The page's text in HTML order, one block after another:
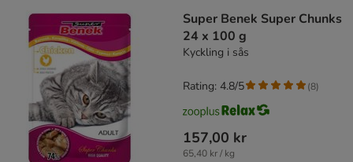
Super Benek Super Chunks
24 x 100 g
Kyckling i sås
157,00 kr
65,40 kr / kg
Rating: 4.8/5 (8)